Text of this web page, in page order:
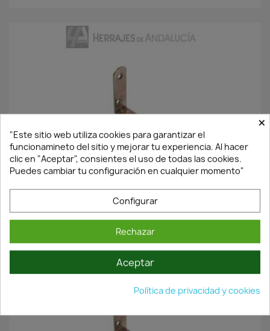
En Stock·Envío 24/48h
ÁNGULO DE REFUERZO60MM ACABADO BRICOMATADO DE
ACERO
0,33 €0,23 €
×
"Este sitio web utiliza cookies para garantizar el
funcionamineto del sitio y mejorar tu experiencia. Al hacer
clic en "Aceptar", consientes el uso de todas las cookies.
Puedes cambiar tu configuración en cualquier momento"
Configurar
Rechazar
Aceptar
Política de privacidad y cookies